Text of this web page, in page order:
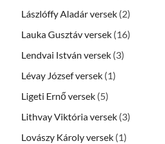
Lászlóffy Aladár versek (2)
Lauka Gusztáv versek (16)
Lendvai István versek (3)
Lévay József versek (1)
Ligeti Ernő versek (5)
Lithvay Viktória versek (3)
Lovászy Károly versek (1)